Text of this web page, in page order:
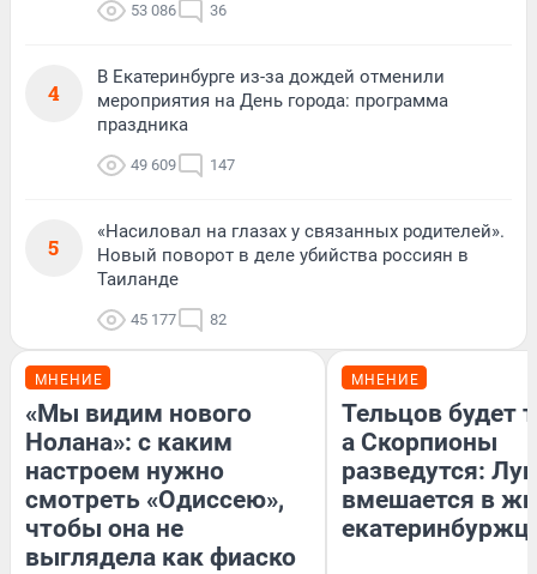
53 086 36
4
В Екатеринбурге из-за дождей отменили
мероприятия на День города: программа
праздника
49 609 147
5
«Насиловал на глазах у связанных родителей».
Новый поворот в деле убийства россиян в
Таиланде
45 177 82
МНЕНИЕ
«Мы видим нового
Нолана»: с каким
настроем нужно
смотреть «Одиссею»,
чтобы она не
выглядела как фиаско
МНЕНИЕ
Тельцов будет
а Скорпионы
разведутся:
вмешается в